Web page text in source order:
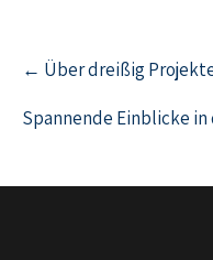
← Über dreißig
Spannende Einblicke